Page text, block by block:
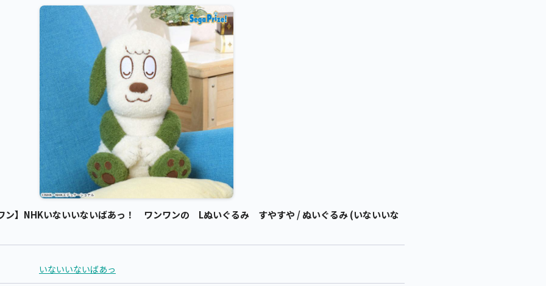
ン】NHKいないいないばあっ！ ワンワンの Lぬいぐるみ すやすや / ぬいぐるみ (いないいな
いないいないばあっ